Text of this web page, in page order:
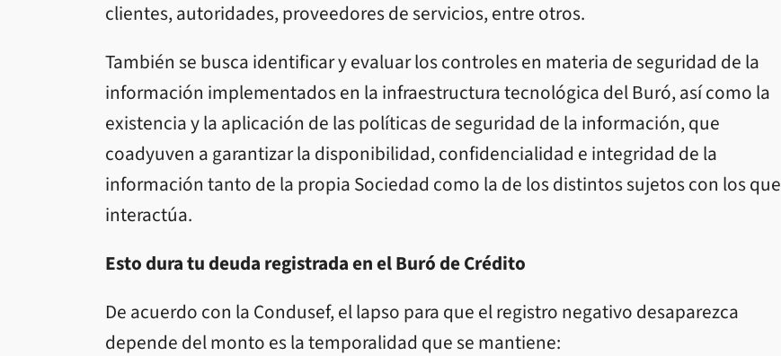
clientes, autoridades, proveedores de servicios, entre otros.
También se busca identificar y evaluar los controles en materia de seguridad de la
información implementados en la infraestructura tecnológica del Buró, así como la
existencia y la aplicación de las políticas de seguridad de la información, que
coadyuven a garantizar la disponibilidad, confidencialidad e integridad de la
información tanto de la propia Sociedad como la de los distintos sujetos con los que
interactúa.
Esto dura tu deuda registrada en el Buró de Crédito
De acuerdo con la Condusef, el lapso para que el registro negativo desaparezca
depende del monto es la temporalidad que se mantiene: